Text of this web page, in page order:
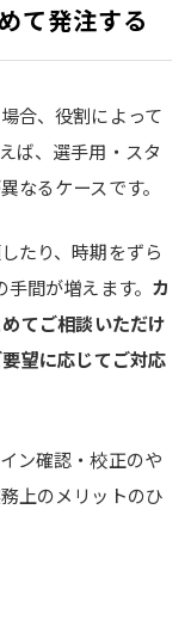
て発注する
合、役割によって
ば、選手用・スタ
なるケースです。
たり、時期をずら
間が増えます。 カ
てご相談いただけ
望に応じてご対応
ン確認・校正のや
上のメリットのひ